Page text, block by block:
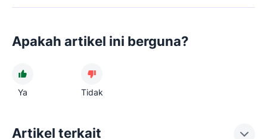
Apakah artikel ini berguna?
Ya Tidak
Artikel terkait